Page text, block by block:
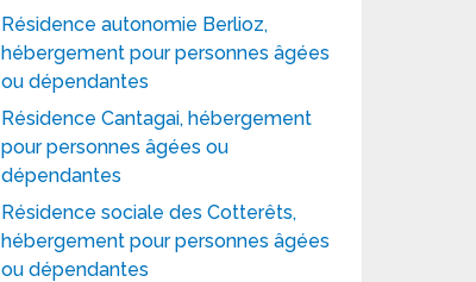
Résidence autonomie Berlioz,
hébergement pour personnes âgées
ou dépendantes
Résidence Cantagai, hébergement
pour personnes âgées ou
dépendantes
Résidence sociale des Cotterêts,
hébergement pour personnes âgées
ou dépendantes